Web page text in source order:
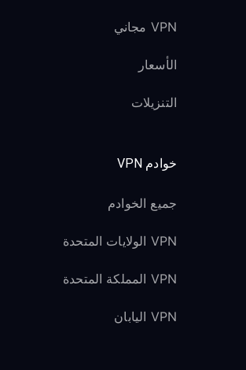
VPN مجاني
الأسعار
التنزيلات
خوادم VPN
جميع الخوادم
VPN الولايات المتحدة
VPN المملكة المتحدة
VPN اليابان